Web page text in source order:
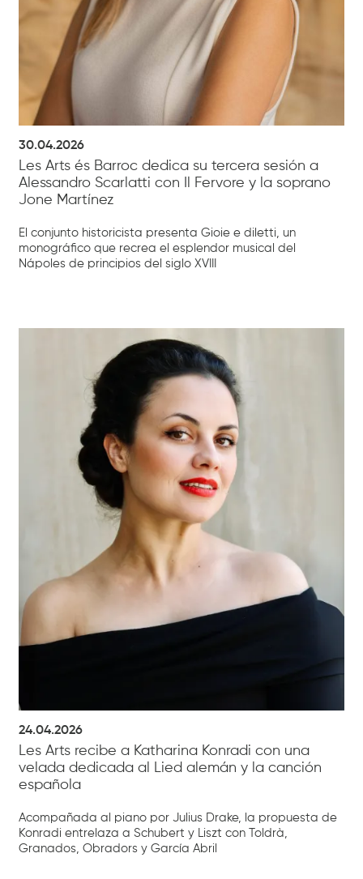
30.04.2026
Les Arts és Barroc dedica su tercera sesión a
Alessandro Scarlatti con Il Fervore y la soprano
Jone Martínez
El conjunto historicista presenta Gioie e diletti, un
monográfico que recrea el esplendor musical del
Nápoles de principios del siglo XVIII
24.04.2026
Les Arts recibe a Katharina Konradi con una
velada dedicada al Lied alemán y la canción
española
Acompañada al piano por Julius Drake, la propuesta de
Konradi entrelaza a Schubert y Liszt con Toldrà,
Granados, Obradors y García Abril